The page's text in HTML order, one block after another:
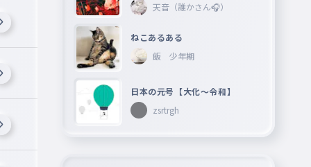
天音（誰かさん🎧）
ねこあるある
飯 少年期
日本の元号【大化〜令和】
zsrtrgh